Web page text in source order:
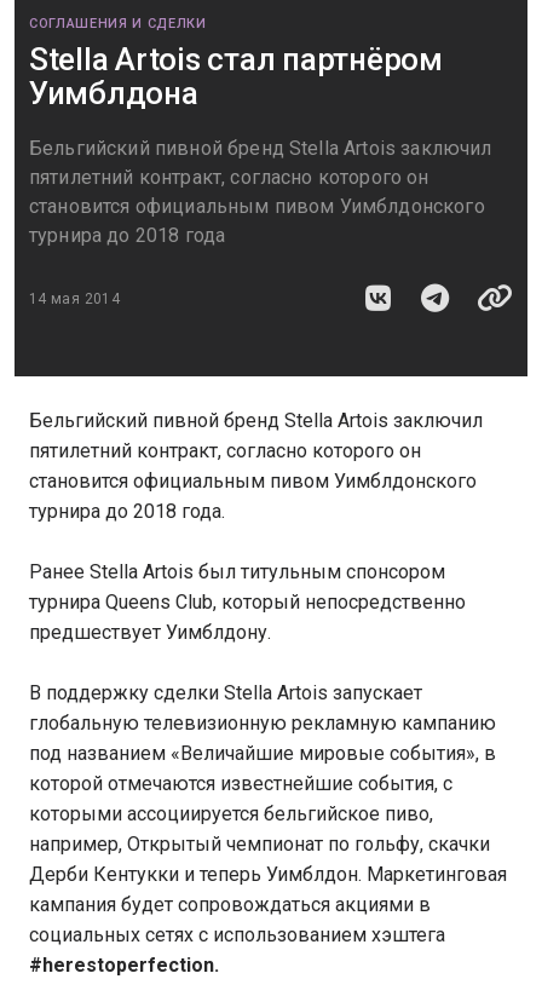
СОГЛАШЕНИЯ И СДЕЛКИ
Stella Artois стал партнёром
Уимблдона
Бельгийский пивной бренд Stella Artois заключил
пятилетний контракт, согласно которого он
становится официальным пивом Уимблдонского
турнира до 2018 года
14 мая 2014
Бельгийский пивной бренд Stella Artois заключил
пятилетний контракт, согласно которого он
становится официальным пивом Уимблдонского
турнира до 2018 года.
Ранее Stella Artois был титульным спонсором
турнира Queens Club, который непосредственно
предшествует Уимблдону.
В поддержку сделки Stella Artois запускает
глобальную телевизионную рекламную кампанию
под названием «Величайшие мировые события», в
которой отмечаются известнейшие события, с
которыми ассоциируется бельгийское пиво,
например, Открытый чемпионат по гольфу, скачки
Дерби Кентукки и теперь Уимблдон. Маркетинговая
кампания будет сопровождаться акциями в
социальных сетях с использованием хэштега
#herestoperfection.